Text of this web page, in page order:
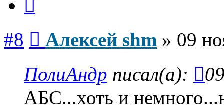
#8 Алексей shm » 09
ПолиАндр писал(а):
АБС...хоть и